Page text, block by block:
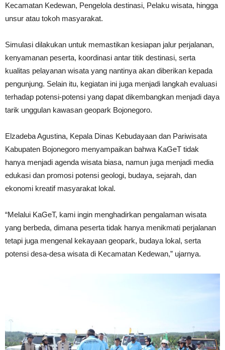
Kecamatan Kedewan, Pengelola destinasi, Pelaku wisata, hingga
unsur atau tokoh masyarakat.
Simulasi dilakukan untuk memastikan kesiapan jalur perjalanan,
kenyamanan peserta, koordinasi antar titik destinasi, serta
kualitas pelayanan wisata yang nantinya akan diberikan kepada
pengunjung. Selain itu, kegiatan ini juga menjadi langkah evaluasi
terhadap potensi-potensi yang dapat dikembangkan menjadi daya
tarik unggulan kawasan geopark Bojonegoro.
Elzadeba Agustina, Kepala Dinas Kebudayaan dan Pariwisata
Kabupaten Bojonegoro menyampaikan bahwa KaGeT tidak
hanya menjadi agenda wisata biasa, namun juga menjadi media
edukasi dan promosi potensi geologi, budaya, sejarah, dan
ekonomi kreatif masyarakat lokal.
“Melalui KaGeT, kami ingin menghadirkan pengalaman wisata
yang berbeda, dimana peserta tidak hanya menikmati perjalanan
tetapi juga mengenal kekayaan geopark, budaya lokal, serta
potensi desa-desa wisata di Kecamatan Kedewan,” ujarnya.